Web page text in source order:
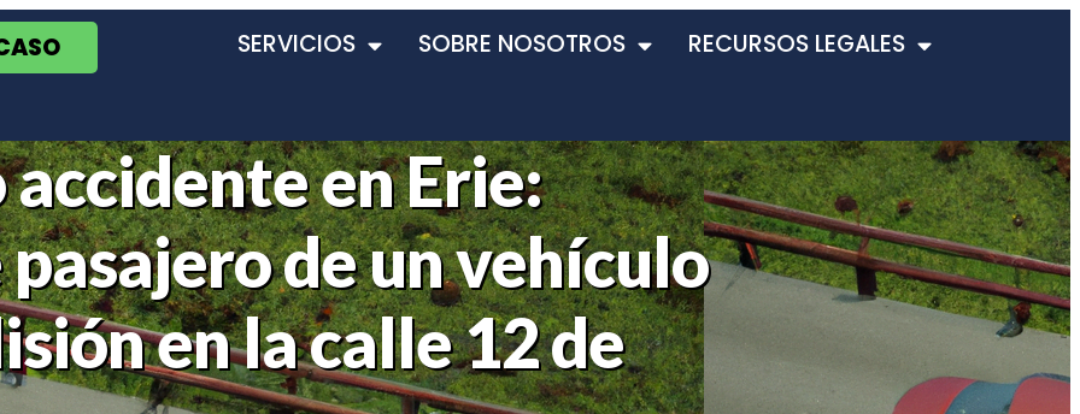
SERVICIOS SOBRE NOSOTROS RECURSOS LEGALES
accidente en Erie:
de un vehículo
en la calle 12 de